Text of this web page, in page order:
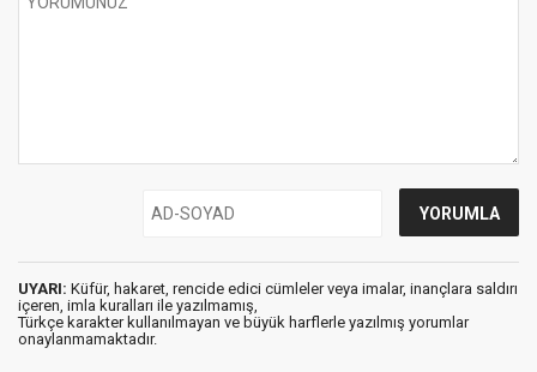
UYARI: Küfür, hakaret, rencide edici cümleler veya imalar, inançlara saldırı
içeren, imla kuralları ile yazılmamış,
Türkçe karakter kullanılmayan ve büyük harflerle yazılmış yorumlar
onaylanmamaktadır.